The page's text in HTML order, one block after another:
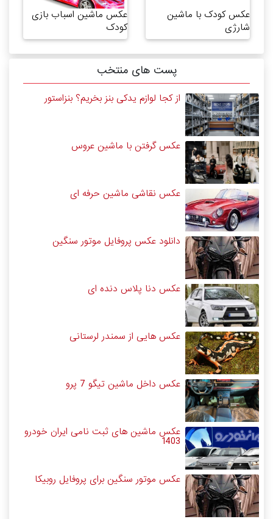
عکس کودک با ماشین
شارژی
عکس ماشین اسباب بازی
کودک
پست های منتخب
از کجا لوازم یدکی بنز بخریم؟ بنزاستور
عکس گرفتن با ماشین عروس
عکس نقاشی ماشین حرفه ای
دانلود عکس پروفایل موتور سنگین
عکس دنا پلاس دنده ای
عکس هایی از سمندر لرستانی
عکس داخل ماشین تیگو 7 پرو
عکس ماشین های ثبت نامی ایران خودرو
1403
عکس موتور سنگین برای پروفایل روبیکا